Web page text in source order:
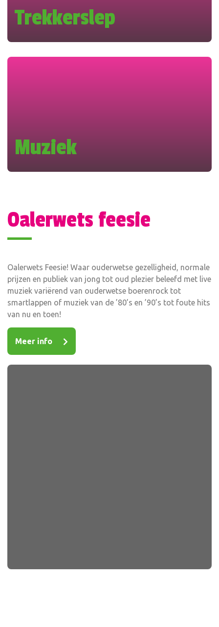
Trekkerslep
Muziek
Oalerwets feesie
Oalerwets Feesie! Waar ouderwetse gezelligheid, normale
prijzen en publiek van jong tot oud plezier beleefd met live
muziek variërend van ouderwetse boerenrock tot
smartlappen of muziek van de ’80’s en ’90’s tot foute hits
van nu en toen!
Meer info